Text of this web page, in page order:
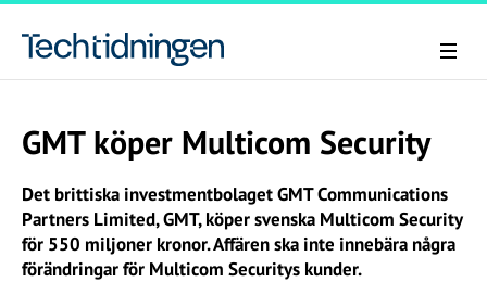
GMT köper Multicom Security
Det brittiska investmentbolaget GMT Communications
Partners Limited, GMT, köper svenska Multicom Security
för 550 miljoner kronor. Affären ska inte innebära några
förändringar för Multicom Securitys kunder.